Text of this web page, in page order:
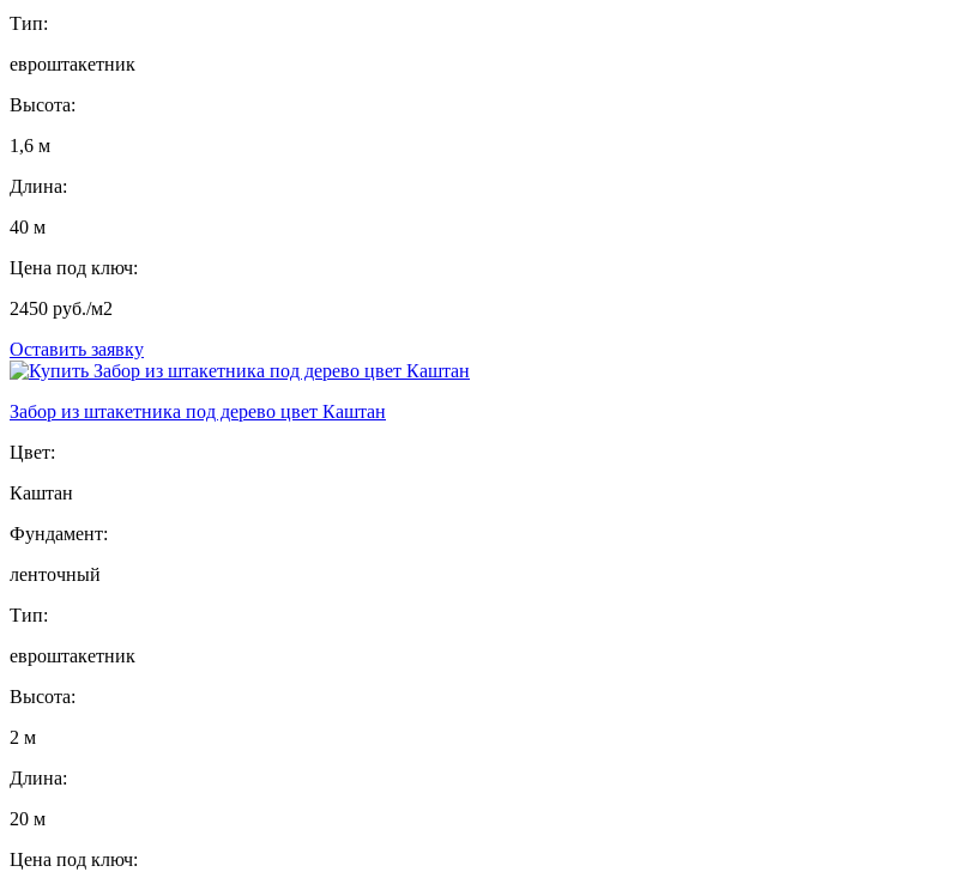
Тип:
евроштакетник
Высота:
1,6 м
Длина:
40 м
Цена под ключ:
2450 руб./м2
Оставить заявку
Забор из штакетника под дерево цвет Каштан
Цвет:
Каштан
Фундамент:
ленточный
Тип:
евроштакетник
Высота:
2 м
Длина:
20 м
Цена под ключ: